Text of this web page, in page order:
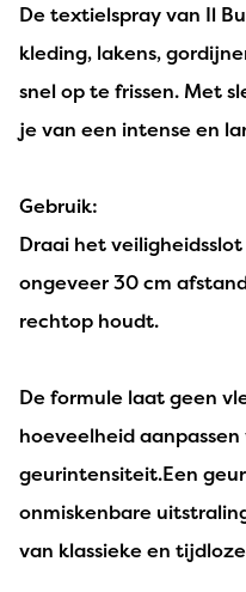
De textielspray van Il
kleding, lakens,
snel op te frissen. Met
je van een intense en
Gebruik:
Draai het
ongeveer 30 cm
rechtop houdt.
De formule laat geen
hoeveelheid
geurintensiteit.Een
onmiskenbare
van klassieke en